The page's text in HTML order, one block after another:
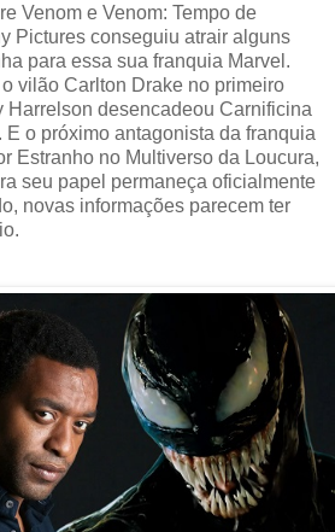
Venom e Venom: Tempo de
Pictures conseguiu atrair alguns
para essa sua franquia Marvel.
vilão Carlton Drake no primeiro
Harrelson desencadeou Carnificina
o próximo antagonista da franquia
Estranho no Multiverso da Loucura,
seu papel permaneça oficialmente
novas informações parecem ter